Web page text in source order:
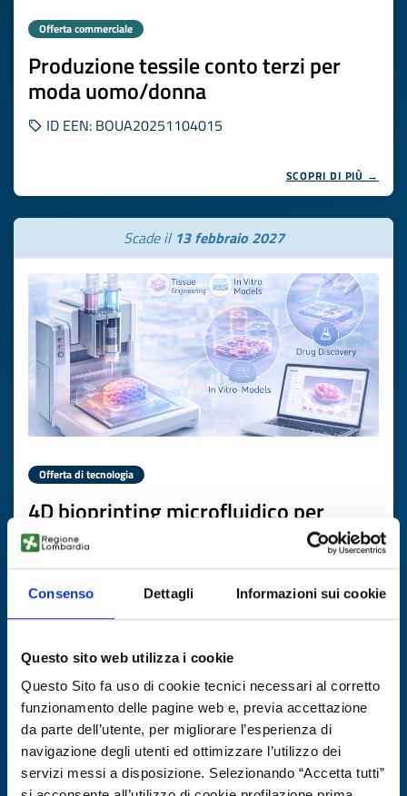
Consenso Dettagli Informazioni sui cookie
Questo sito web utilizza i cookie
Questo Sito fa uso di cookie tecnici necessari al corretto
funzionamento delle pagine web e, previa accettazione
da parte dell’utente, per migliorare l’esperienza di
navigazione degli utenti ed ottimizzare l’utilizzo dei
servizi messi a disposizione. Selezionando “Accetta tutti”
Offerta commerciale
Produzione tessile conto terzi per
moda uomo/donna
ID EEN: BOUA20251104015
SCOPRI DI PIÙ →
Scade il 13 febbraio 2027
Offerta di tecnologia
4D bioprinting microfluidico per
biomateriali a bassa viscosità e
costrutti complessi
ID EEN: TOGB20251203026
Scade il05 febbraio 2027